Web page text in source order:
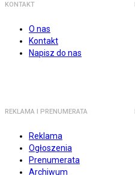
KONTAKT
O nas
Kontakt
Napisz do nas
REKLAMA I PRENUMERATA
Reklama
Ogłoszenia
Prenumerata
Archiwum